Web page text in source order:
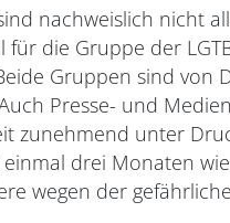
nachweislich nicht
für die Gruppe der
Gruppen sind von
Presse- und
zunehmend unter
drei Monaten
wegen der